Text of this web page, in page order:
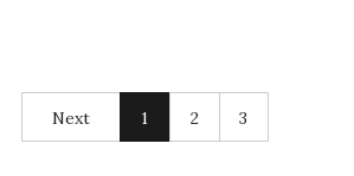
Next 1 2 3